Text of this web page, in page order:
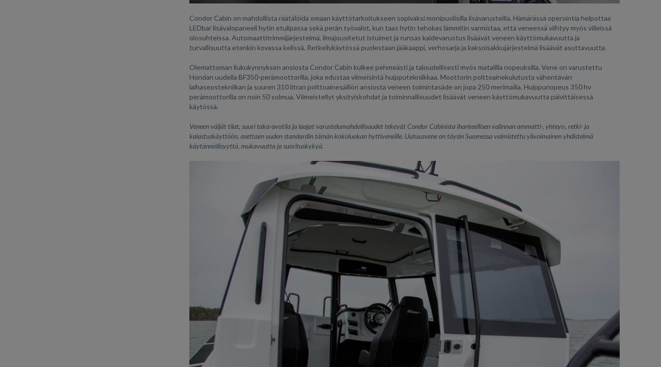
Condor Cabin on mahdollista räätälöidä omaan käyttötarkoitukseen sopivaksi monipuolisilla lisävarusteilla. Hämärässä operointia helpottaa
LEDbar lisävalopaneeli hytin etulipassa sekä perän työvalot, kun taas hytin tehokas lämmitin varmistaa, että veneessä viihtyy myös viileissä
olosuhteissa. Automaattitrimmijärjestelmä, ilmajousitetut istuimet ja runsas kaidevarustus lisäävät veneen käyttömukavuutta ja
turvallisuutta etenkin kovassa kelissä. Retkeilykäytössä puolestaan jääkaappi, verhosarja ja kaksoisakkujärjestelmä lisäävät asuttavuutta.
Olemattoman liukukynnyksen ansiosta Condor Cabin kulkee pehmeästi ja taloudellisesti myös matalilla nopeuksilla. Vene on varustettu
Hondan uudella BF350-perämoottorilla, joka edustaa viimeisintä huipputekniikkaa. Moottorin polttoainekulutusta vähentävän
laihaseostekniikan ja suuren 310 litran polttoainesäiliön ansiosta veneen toimintasäde on jopa 250 merimailia. Huippunopeus 350 hv
perämoottorilla on noin 50 solmua. Viimeistellyt yksityiskohdat ja toiminnallisuudet lisäävät veneen käyttömukavuutta päivittäisessä
käytössä.
Veneen väljät tilat, suuri taka-avotila ja laajat varustelumahdollisuudet tekevät Condor Cabinista ihanteellisen valinnan ammatti-, yhteys-, retki- ja
kalastuskäyttöön, asettaen uuden standardin tämän kokoluokan hyttiveneille. Uutuusvene on täysin Suomessa valmistettu ylivoimainen yhdistelmä
käytännöllisyyttä, mukavuutta ja suorituskykyä.